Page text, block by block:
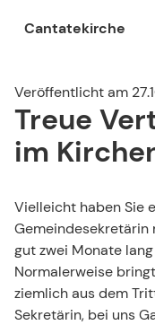
Cantatekirche
Veröffentlicht am
Treue
im
Vielleicht haben Sie
Gemeindesekretärin
gut zwei Monate
Normalerweise
ziemlich aus dem
Sekretärin, bei uns